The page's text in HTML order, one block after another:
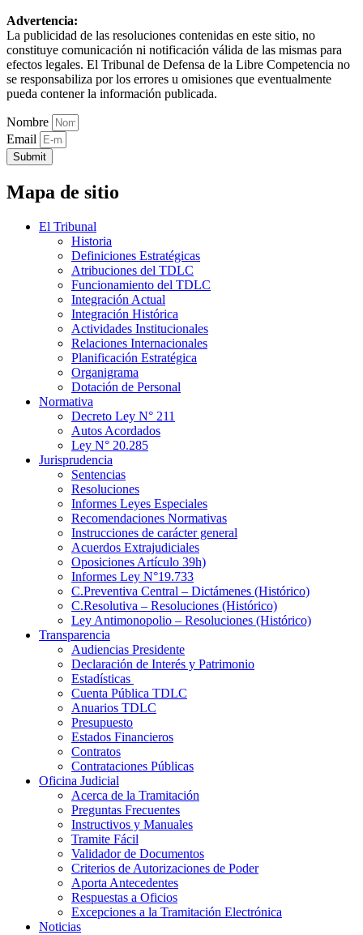
Advertencia:
La publicidad de las resoluciones contenidas en este sitio, no
constituye comunicación ni notificación válida de las mismas para
efectos legales. El Tribunal de Defensa de la Libre Competencia no
se responsabiliza por los errores u omisiones que eventualmente
pueda contener la información publicada.
Nombre
Email
Submit
Mapa de sitio
El Tribunal
Historia
Definiciones Estratégicas
Atribuciones del TDLC
Funcionamiento del TDLC
Integración Actual
Integración Histórica
Actividades Institucionales
Relaciones Internacionales
Planificación Estratégica
Organigrama
Dotación de Personal
Normativa
Decreto Ley N° 211
Autos Acordados
Ley N° 20.285
Jurisprudencia
Sentencias
Resoluciones
Informes Leyes Especiales
Recomendaciones Normativas
Instrucciones de carácter general
Acuerdos Extrajudiciales
Oposiciones Artículo 39h)
Informes Ley N°19.733
C.Preventiva Central – Dictámenes (Histórico)
C.Resolutiva – Resoluciones (Histórico)
Ley Antimonopolio – Resoluciones (Histórico)
Transparencia
Audiencias Presidente
Declaración de Interés y Patrimonio
Estadísticas
Cuenta Pública TDLC
Anuarios TDLC
Presupuesto
Estados Financieros
Contratos
Contrataciones Públicas
Oficina Judicial
Acerca de la Tramitación
Preguntas Frecuentes
Instructivos y Manuales
Tramite Fácil
Validador de Documentos
Criterios de Autorizaciones de Poder
Aporta Antecedentes
Respuestas a Oficios
Excepciones a la Tramitación Electrónica
Noticias